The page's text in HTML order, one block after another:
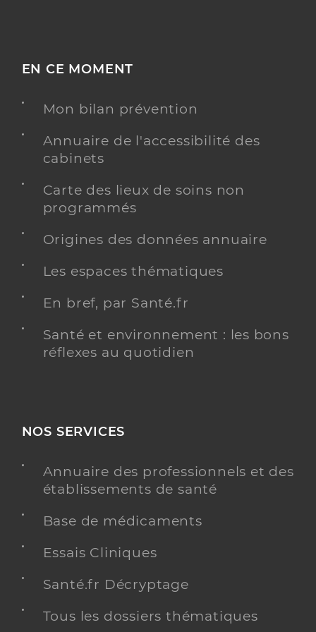
EN CE MOMENT
Mon bilan prévention
Annuaire de l'accessibilité des
cabinets
Carte des lieux de soins non
programmés
Origines des données annuaire
Les espaces thématiques
En bref, par Santé.fr
Santé et environnement : les bons
réflexes au quotidien
NOS SERVICES
Annuaire des professionnels et des
établissements de santé
Base de médicaments
Essais Cliniques
Santé.fr Décryptage
Tous les dossiers thématiques